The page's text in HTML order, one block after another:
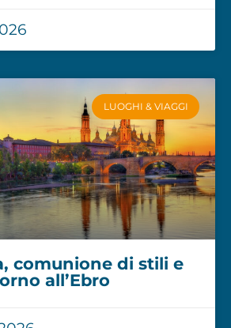
LUOGHI & VIAGGI
comunione di stili e
all’Ebro